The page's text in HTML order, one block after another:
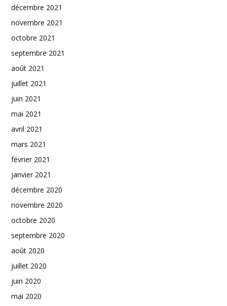
décembre 2021
novembre 2021
octobre 2021
septembre 2021
août 2021
juillet 2021
juin 2021
mai 2021
avril 2021
mars 2021
février 2021
janvier 2021
décembre 2020
novembre 2020
octobre 2020
septembre 2020
août 2020
juillet 2020
juin 2020
mai 2020